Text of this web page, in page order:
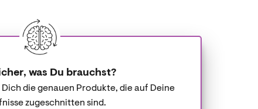
was Du brauchst?
die genauen Produkte, die auf Deine
zugeschnitten sind.